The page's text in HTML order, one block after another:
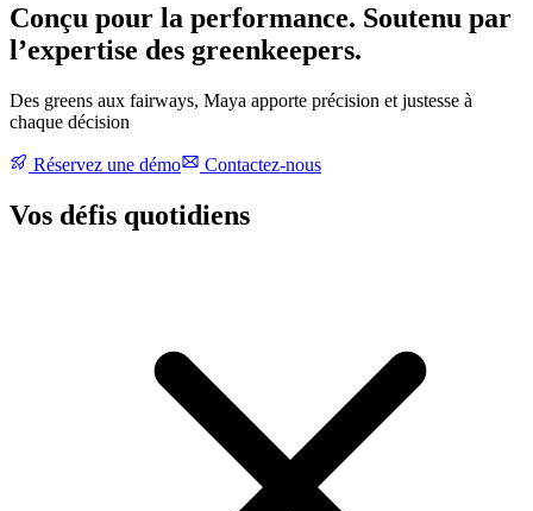
Conçu pour la performance. Soutenu par
l’expertise des greenkeepers.
Des greens aux fairways, Maya apporte précision et justesse à
chaque décision
Réservez une démo Contactez-nous
Vos défis quotidiens